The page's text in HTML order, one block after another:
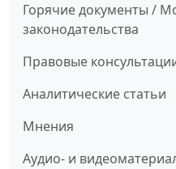
Горячие документы /
законодательства
Правовые
Аналитические статьи
Мнения
Аудио- и